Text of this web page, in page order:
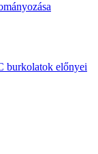
burkolatok előnyei